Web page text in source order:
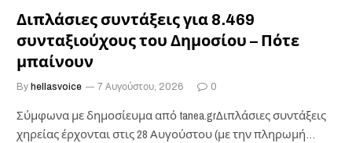
Διπλάσιες συντάξεις για 8.469
συνταξιούχους του Δημοσίου – Πότε
μπαίνουν
By hellasvoice 7 Αυγούστου, 2026 0
Σύμφωνα με δημοσίευμα από tanea.grΔιπλάσιες συντάξεις
χηρείας έρχονται στις 28 Αυγούστου (με την πληρωμή